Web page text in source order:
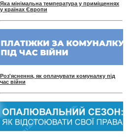
Яка мінімальна температура у приміщеннях
у країнах Європи
Роз'яснення, як оплачувати комуналку під
час війни